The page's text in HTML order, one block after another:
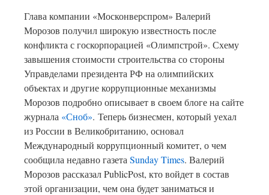
Глава компании «Москонверспром» Валерий
Морозов получил широкую известность после
конфликта с госкорпорацией «Олимпстрой». Схему
завышения стоимости строительства со стороны
Управделами президента РФ на олимпийских
объектах и другие коррупционные механизмы
Морозов подробно описывает в своем блоге на сайте
журнала «Сноб». Теперь бизнесмен, который уехал
из России в Великобританию, основал
Международный коррупционный комитет, о чем
сообщила недавно газета Sunday Times. Валерий
Морозов рассказал PublicPost, кто войдет в состав
этой организации, чем она будет заниматься и